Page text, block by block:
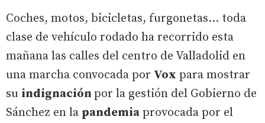
Coches, motos, bicicletas, furgonetas... toda
clase de vehículo rodado ha recorrido esta
mañana las calles del centro de Valladolid en
una marcha convocada por Vox para mostrar
su indignación por la gestión del Gobierno de
Sánchez en la pandemia provocada por el